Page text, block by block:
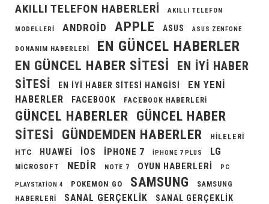
AKILLI TELEFON HABERLERI AKILLI TELEFON
MODELLERI ANDROID APPLE ASUS ASUS ZENFONE
DONANIM HABERLERI EN GÜNCEL HABERLER
EN GÜNCEL HABER SITESI
EN IYI HABER
SITESI
EN IYI HABER SITESI HANGISI
EN YENI
HABERLER
FACEBOOK FACEBOOK HABERLERI
GÜNCEL HABERLER
GÜNCEL HABER
SITESI
GÜNDEMDEN HABERLER
HILELERI
HTC
HUAWEI IOS IPHONE 7 IPHONE 7 PLUS LG
MICROSOFT NEDIR NOTE 7 OYUN HABERLERI PC
PLAYSTATION 4 POKEMON GO SAMSUNG
SAMSUNG
HABERLERI
SANAL GERÇEKLIK SANAL GERÇEKLIK